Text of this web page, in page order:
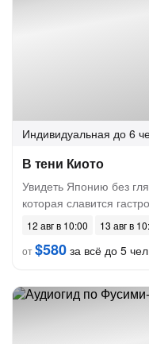
Индивидуальная до 6
В тени Киото
Увидеть Японию без
которая славится
12 авг в 10:00
13 авг в
от$580 за всё до 5